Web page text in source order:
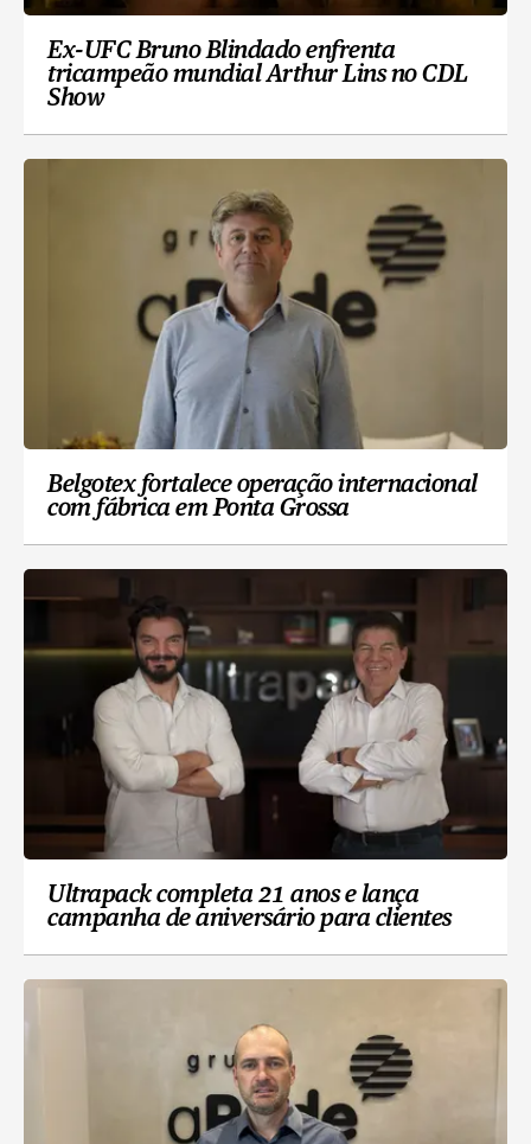
Ex-UFC Bruno Blindado enfrenta
tricampeão mundial Arthur Lins no CDL
Show
Belgotex fortalece operação internacional
com fábrica em Ponta Grossa
Ultrapack completa 21 anos e lança
campanha de aniversário para clientes